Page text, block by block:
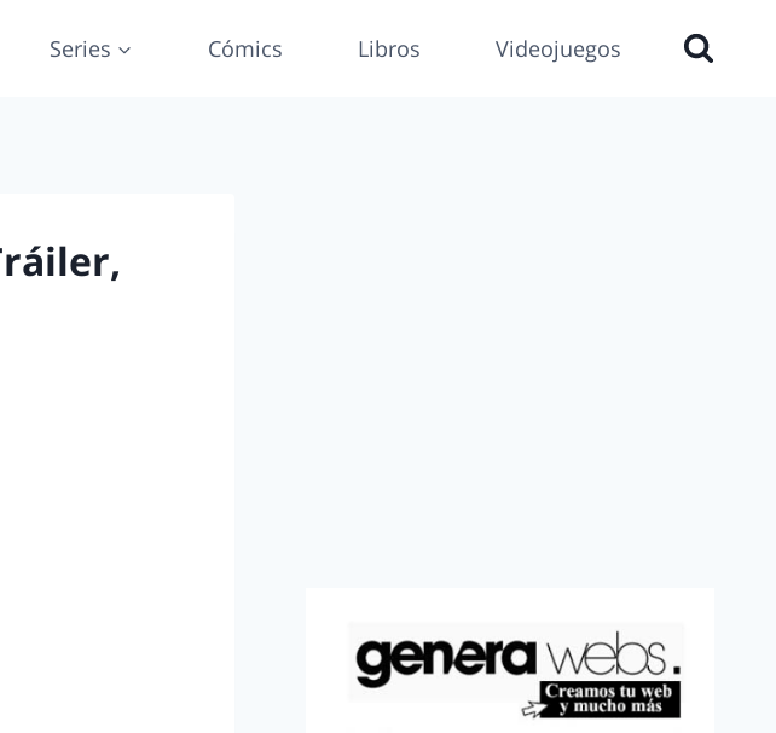
Series Cómics Libros Videojuegos